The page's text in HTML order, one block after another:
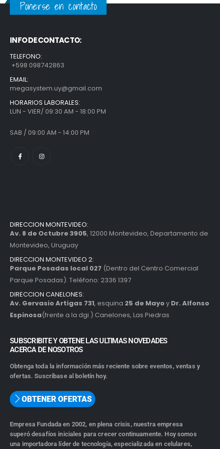
Ponerse en contacto
INFO DE CONTACTO:
TELEFONO:
+598 098742863
EMAIL:
megasystem.uy@gmail.com
HORARIOS LABORALES:
LUN - VIER/ 09:30 AM - 18:00 PM
SAB / 09:00 AM - 14:00 PM
DIRECCION MONTEVIDEO:
Av. 8 de Octubre 3905, 12000 Montevideo, Departamento de
Montevideo, Uruguay
DIRECCION MONTEVIDEO 2:
Parque Posadas local 027 (Dentro del Centro Comercial
Parque Posadas). Teléfono: 2336 1397
DIRECCION CANELONES:
Av. Gervasio Artigas 731, esquina 25 de Mayoy Dr. Alfonso
Espinosa(frente a la dgi ) Canelones, Las Piedras
SUBSCRIBITE Y OBTENE LAS ULTIMAS NOVEDADES
ACERCA DE NOSOTROS
Obtenga toda la información más reciente sobre eventos, ventas y
ofertas. Suscríbase al boletín hoy.
OBTENER OFERTAS
Empresa Fundada en 2002, en plena crisis, nuestra empresa
superó desafíos iniciales para crecer continuamente. Hoy somos
una importadora líder de tecnología, especializada en celulares,